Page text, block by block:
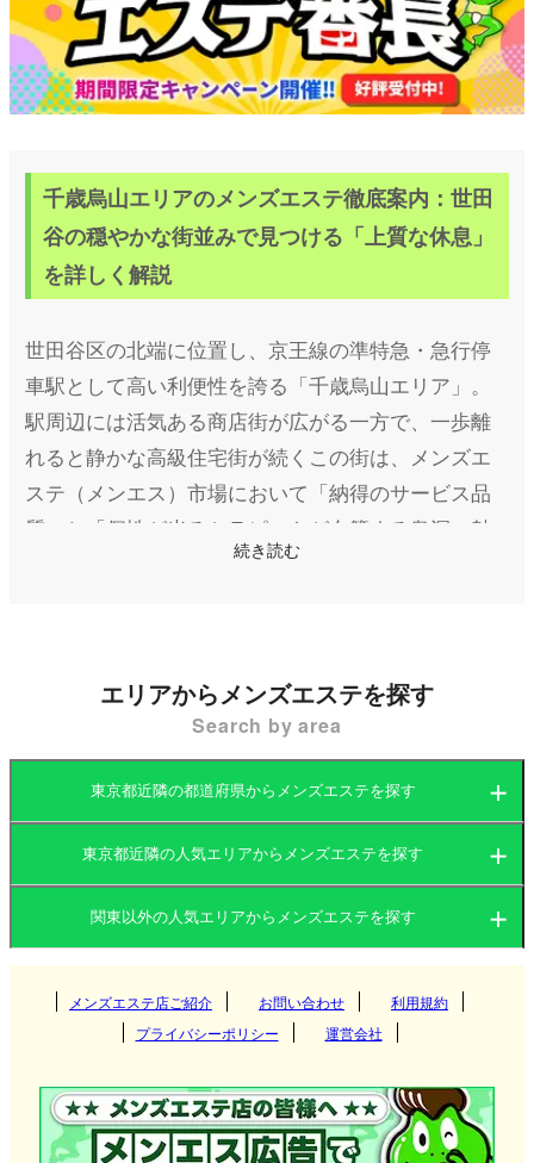
千歳烏山エリアのメンズエステ徹底案内：世田
谷の穏やかな街並みで見つける「上質な休息」
を詳しく解説
世田谷区の北端に位置し、京王線の準特急・急行停
車駅として高い利便性を誇る「千歳烏山エリア」。
駅周辺には活気ある商店街が広がる一方で、一歩離
れると静かな高級住宅街が続くこの街は、メンズエ
ステ（メンエス）市場において「納得のサービス品
質」と「個性が光るセラピストが在籍する奥深い魅
力」が調和する、知る人ぞ知る癒やしの拠点です。
境を兼ね備えたエリアです。メンズエステにおいて
も、繁華街のような派手さではなく、地域に根ざし
た「誠実な接客」と「確かな技術力」を重視する隠
いていきます。
を受ける理由
千歳烏山のメンズエステが、リピーターに「自分だ
の「高い秘匿性」と「落ち着いた客層」にありま
す。
続き読む
エリアからメンズエステを探す
Search by area
東京都近隣の都道府県からメンズエステを探す
茨城県 群馬県
栃木県 東京都
神奈川県 千葉県
東京都近隣の人気エリアからメンズエステを探す
つくば
守谷
群馬県
伊勢崎
宇都宮 東京都
関東以外の人気エリアからメンズエステを探す
関西
兵庫県 滋賀県
愛知県 岐阜県
北海道・東北
メンズエステ店ご紹介 お問い合わせ
利用規約
プライバシーポリシー
運営会社